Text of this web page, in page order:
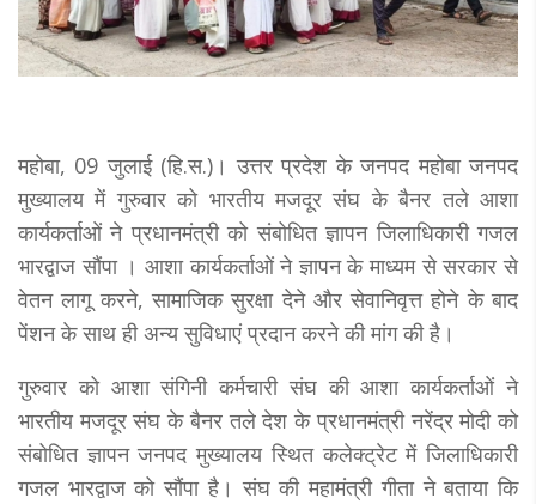
महोबा, 09 जुलाई (हि.स.)। उत्तर प्रदेश के जनपद महोबा जनपद
मुख्यालय में गुरुवार को भारतीय मजदूर संघ के बैनर तले आशा
कार्यकर्ताओं ने प्रधानमंत्री को संबोधित ज्ञापन जिलाधिकारी गजल
भारद्वाज सौंपा । आशा कार्यकर्ताओं ने ज्ञापन के माध्यम से सरकार से
वेतन लागू करने, सामाजिक सुरक्षा देने और सेवानिवृत्त होने के बाद
पेंशन के साथ ही अन्य सुविधाएं प्रदान करने की मांग की है।
गुरुवार को आशा संगिनी कर्मचारी संघ की आशा कार्यकर्ताओं ने
भारतीय मजदूर संघ के बैनर तले देश के प्रधानमंत्री नरेंद्र मोदी को
संबोधित ज्ञापन जनपद मुख्यालय स्थित कलेक्ट्रेट में जिलाधिकारी
गजल भारद्वाज को सौंपा है। संघ की महामंत्री गीता ने बताया कि